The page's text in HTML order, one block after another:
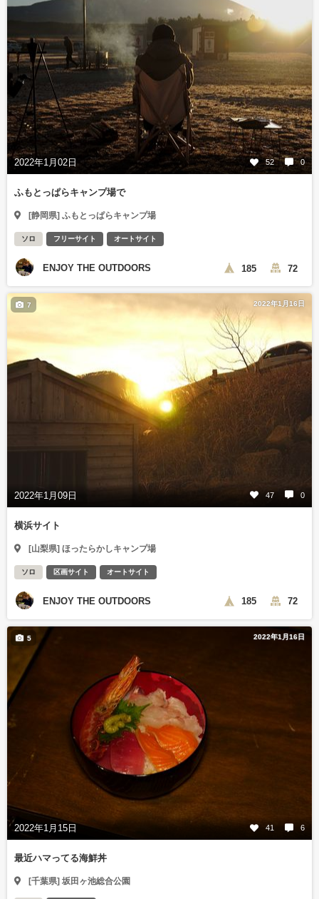
2022年1月02日 52 0
ふもとっぱらキャンプ場で
[静岡県] ふもとっぱらキャンプ場
ソロ フリーサイト オートサイト
ENJOY THE OUTDOORS 185 72
2022年1月16日
2022年1月09日 47 0
7
横浜サイト
[山梨県] ほったらかしキャンプ場
ソロ 区画サイト オートサイト
ENJOY THE OUTDOORS 185 72
2022年1月16日
2022年1月15日 41 6
5
最近ハマってる海鮮丼
[千葉県] 坂田ヶ池総合公園